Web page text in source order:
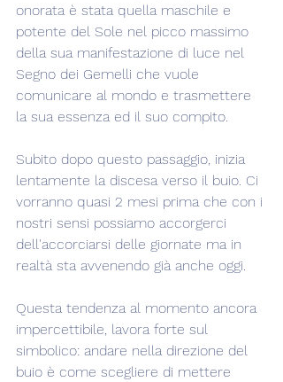
onorata è stata quella maschile e
potente del Sole nel picco massimo
della sua manifestazione di luce nel
Segno dei Gemelli che vuole
comunicare al mondo e trasmettere
la sua essenza ed il suo compito.
Subito dopo questo passaggio, inizia
lentamente la discesa verso il buio. Ci
vorranno quasi 2 mesi prima che con i
nostri sensi possiamo accorgerci
dell'accorciarsi delle giornate ma in
realtà sta avvenendo già anche oggi.
Questa tendenza al momento ancora
impercettibile, lavora forte sul
simbolico: andare nella direzione del
buio è come scegliere di mettere